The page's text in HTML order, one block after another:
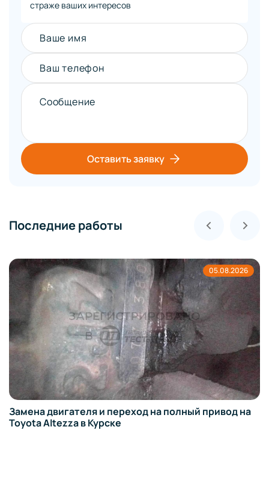
страже ваших интересов
Ваше имя
Ваш телефон
Сообщение
Оставить заявку
Последние работы
05.08.2026
Замена двигателя и переход на полный привод на
Toyota Altezza в Курске